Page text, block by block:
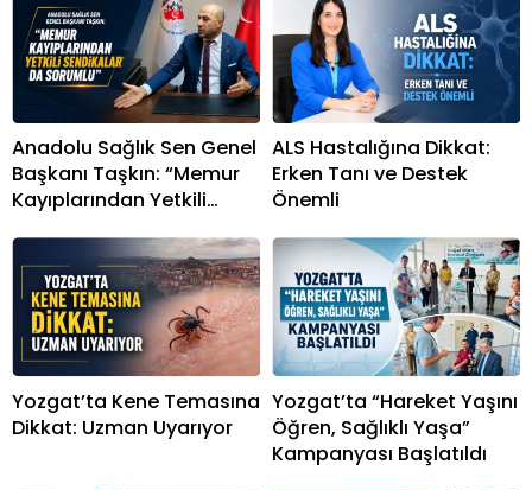
Anadolu Sağlık Sen Genel
Başkanı Taşkın: “Memur
Kayıplarından Yetkili
ALS Hastalığına Dikkat:
Erken Tanı ve Destek
Önemli
Yozgat’ta Kene Temasına
Dikkat: Uzman Uyarıyor
Yozgat’ta “Hareket Yaşını
Öğren, Sağlıklı Yaşa”
Kampanyası Başlatıldı